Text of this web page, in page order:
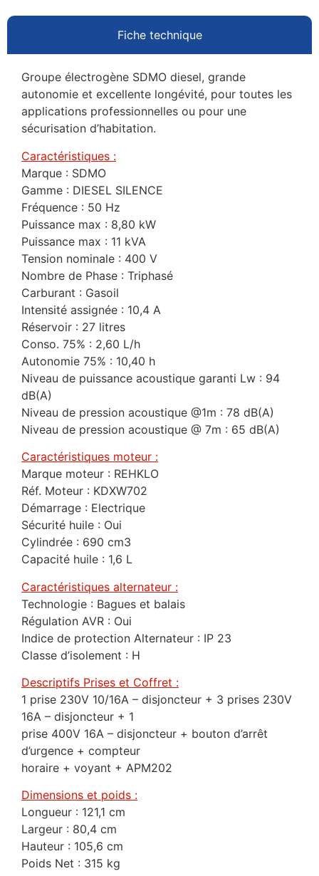
Fiche technique
Groupe électrogène SDMO diesel, grande
autonomie et excellente longévité, pour toutes les
applications professionnelles ou pour une
sécurisation d’habitation.
Caractéristiques :
Marque : SDMO
Gamme : DIESEL SILENCE
Fréquence : 50 Hz
Puissance max : 8,80 kW
Puissance max : 11 kVA
Tension nominale : 400 V
Nombre de Phase : Triphasé
Carburant : Gasoil
Intensité assignée : 10,4 A
Réservoir : 27 litres
Conso. 75% : 2,60 L/h
Autonomie 75% : 10,40 h
Niveau de puissance acoustique garanti Lw : 94
dB(A)
Niveau de pression acoustique @1m : 78 dB(A)
Niveau de pression acoustique @ 7m : 65 dB(A)
Caractéristiques moteur :
Marque moteur : REHKLO
Réf. Moteur : KDXW702
Démarrage : Electrique
Sécurité huile : Oui
Cylindrée : 690 cm3
Capacité huile : 1,6 L
Caractéristiques alternateur :
Technologie : Bagues et balais
Régulation AVR : Oui
Indice de protection Alternateur : IP 23
Classe d’isolement : H
Descriptifs Prises et Coffret :
1 prise 230V 10/16A – disjoncteur + 3 prises 230V
16A – disjoncteur + 1
prise 400V 16A – disjoncteur + bouton d’arrêt
d’urgence + compteur
horaire + voyant + APM202
Dimensions et poids :
Longueur : 121,1 cm
Largeur : 80,4 cm
Hauteur : 105,6 cm
Poids Net : 315 kg